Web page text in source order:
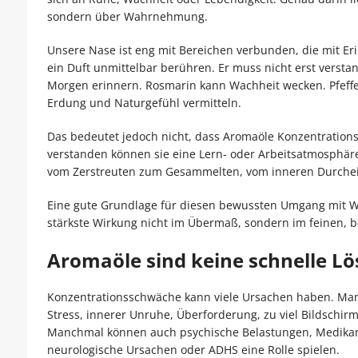
sondern über Wahrnehmung.
Unsere Nase ist eng mit Bereichen verbunden, die mit
ein Duft unmittelbar berühren. Er muss nicht erst
Morgen erinnern. Rosmarin kann Wachheit wecken.
Erdung und Naturgefühl vermitteln.
Das bedeutet jedoch nicht, dass Aromaöle
verstanden können sie eine Lern- oder
vom Zerstreuten zum Gesammelten, vom inneren
Eine gute Grundlage für diesen bewussten Umgang mit
stärkste Wirkung nicht im Übermaß, sondern im feinen,
Aromaöle sind keine schnelle
Konzentrationsschwäche kann viele Ursachen haben.
Stress, innerer Unruhe, Überforderung, zu viel
Manchmal können auch psychische Belastungen,
neurologische Ursachen oder ADHS eine Rolle spielen.